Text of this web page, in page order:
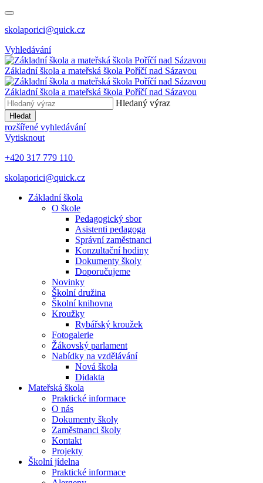
skolaporici@quick.cz
Vyhledávání
Základní škola a mateřská škola Poříčí nad Sázavou
Základní škola a mateřská škola Poříčí nad Sázavou
Hledaný výraz
Hledat
rozšířené vyhledávání
Vytisknout
+420 317 779 110
skolaporici@quick.cz
Základní škola
O škole
Pedagogický sbor
Asistenti pedagoga
Správní zaměstnanci
Konzultační hodiny
Dokumenty školy
Doporučujeme
Novinky
Školní družina
Školní knihovna
Kroužky
Rybářský kroužek
Fotogalerie
Žákovský parlament
Nabídky na vzdělávání
Nová škola
Didakta
Mateřská škola
Praktické informace
O nás
Dokumenty školy
Zaměstnanci školy
Kontakt
Projekty
Školní jídelna
Praktické informace